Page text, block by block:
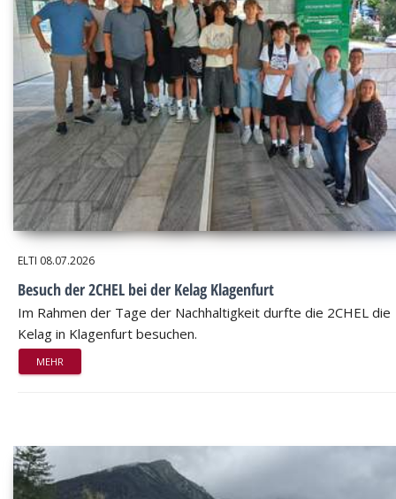
ELTI 08.07.2026
Besuch der 2CHEL bei der Kelag Klagenfurt
Im Rahmen der Tage der Nachhaltigkeit durfte die 2CHEL die
Kelag in Klagenfurt besuchen.
MEHR